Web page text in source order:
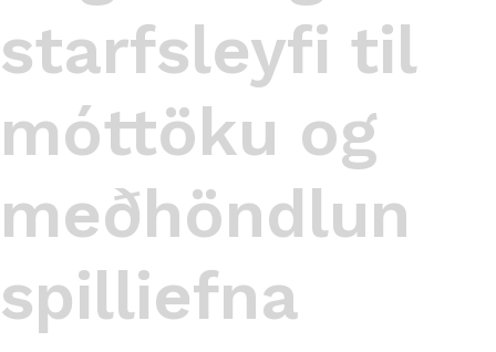
starfsleyfi til
móttöku og
meðhöndlun
spilliefna